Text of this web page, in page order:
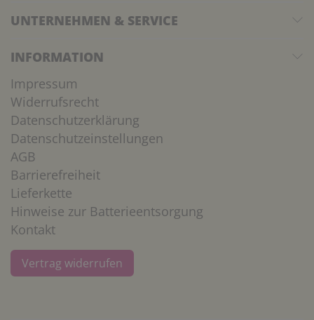
UNTERNEHMEN & SERVICE
INFORMATION
Impressum
Widerrufsrecht
Datenschutzerklärung
Datenschutzeinstellungen
AGB
Barrierefreiheit
Lieferkette
Hinweise zur Batterieentsorgung
Kontakt
Vertrag widerrufen